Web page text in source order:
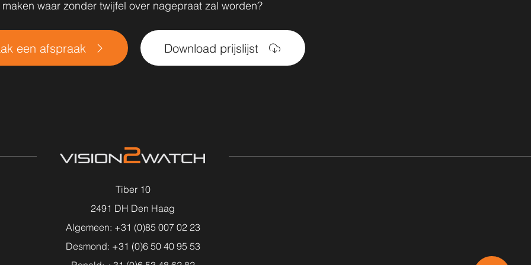
maken waar zonder twijfel over nagepraat zal worden?
een afspraak Download prijslijst
Tiber 10
2491 DH Den Haag
Algemeen: +31 (0)85 007 02 23
Desmond: +31 (0)6 50 40 95 53